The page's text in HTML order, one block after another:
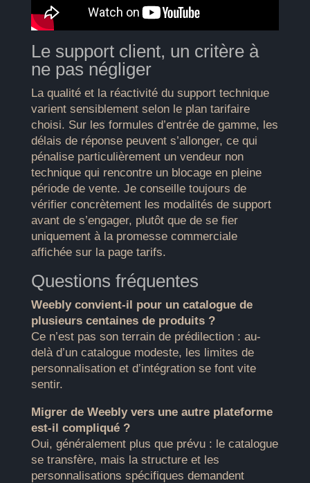
Le support client, un critère à
ne pas négliger
La qualité et la réactivité du support technique
varient sensiblement selon le plan tarifaire
choisi. Sur les formules d’entrée de gamme, les
délais de réponse peuvent s’allonger, ce qui
pénalise particulièrement un vendeur non
technique qui rencontre un blocage en pleine
période de vente. Je conseille toujours de
vérifier concrètement les modalités de support
avant de s’engager, plutôt que de se fier
uniquement à la promesse commerciale
affichée sur la page tarifs.
Questions fréquentes
Weebly convient-il pour un catalogue de
plusieurs centaines de produits ?
Ce n’est pas son terrain de prédilection : au-
delà d’un catalogue modeste, les limites de
personnalisation et d’intégration se font vite
sentir.
Migrer de Weebly vers une autre plateforme
est-il compliqué ?
Oui, généralement plus que prévu : le catalogue
se transfère, mais la structure et les
personnalisations spécifiques demandent